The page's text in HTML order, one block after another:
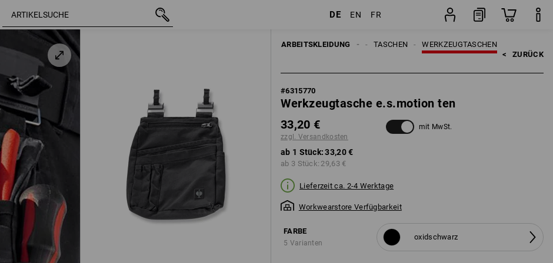
DE EN FR
ARBEITSKLEIDUNG WERKZEUGTASCHEN
TASCHEN
ACCESSOIRES
HERREN
< ZURÜCK
#6315770
Werkzeugtasche e.s.motion ten
33,20 €
zzgl. Versandkosten
mit MwSt.
ab 1 Stück: 33,20 €
ab 3 Stück: 29,63 €
Lieferzeit ca. 2-4 Werktage
Workwearstore Verfügbarkeit
FARBE
5 Varianten
oxidschwarz
oxidschwarz 33,20 €